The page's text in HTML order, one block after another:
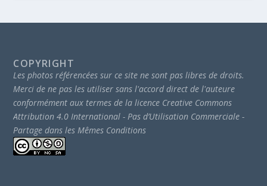
COPYRIGHT
Les photos référencées sur ce site ne sont pas libres de droits.
Merci de ne pas les utiliser sans l'accord direct de l'auteure
conformément aux termes de la licence Creative Commons
Attribution 4.0 International - Pas d’Utilisation Commerciale -
Partage dans les Mêmes Conditions